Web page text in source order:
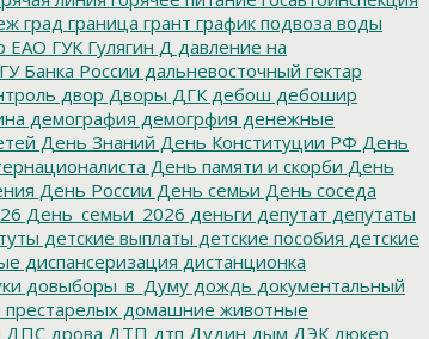
град граница грант график подвоза воды
ЕАО ГУК Гулягин Д давление на
Банка России дальневосточный гектар
двор Дворы ДГК дебош дебошир
демография демогрфия денежные
День Знаний День Конституции РФ День
День памяти и скорби День
День России День семьи День соседа
День_семьи_2026 деньги депутат депутаты
детские выплаты детские пособия детские
диспансеризация дистанционка
довыборы_в_Думу дождь документальный
домашние животные
ДПС дрова ДТП дтп Дудин дым ДЭК дюкер